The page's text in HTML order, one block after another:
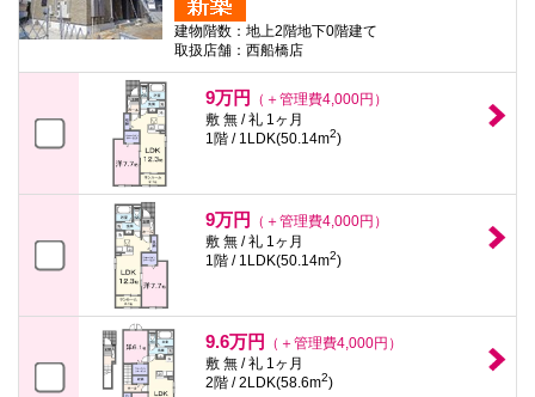
建物階数：地上2階地下0階建て
取扱店舗：西船橋店
9万円
（＋管理費4,000円）
敷 無 / 礼 1ヶ月
1階 / 1LDK(50.14m2)
9万円
（＋管理費4,000円）
敷 無 / 礼 1ヶ月
1階 / 1LDK(50.14m2)
9.6万円
（＋管理費4,000円）
敷 無 / 礼 1ヶ月
2階 / 2LDK(58.6m2)